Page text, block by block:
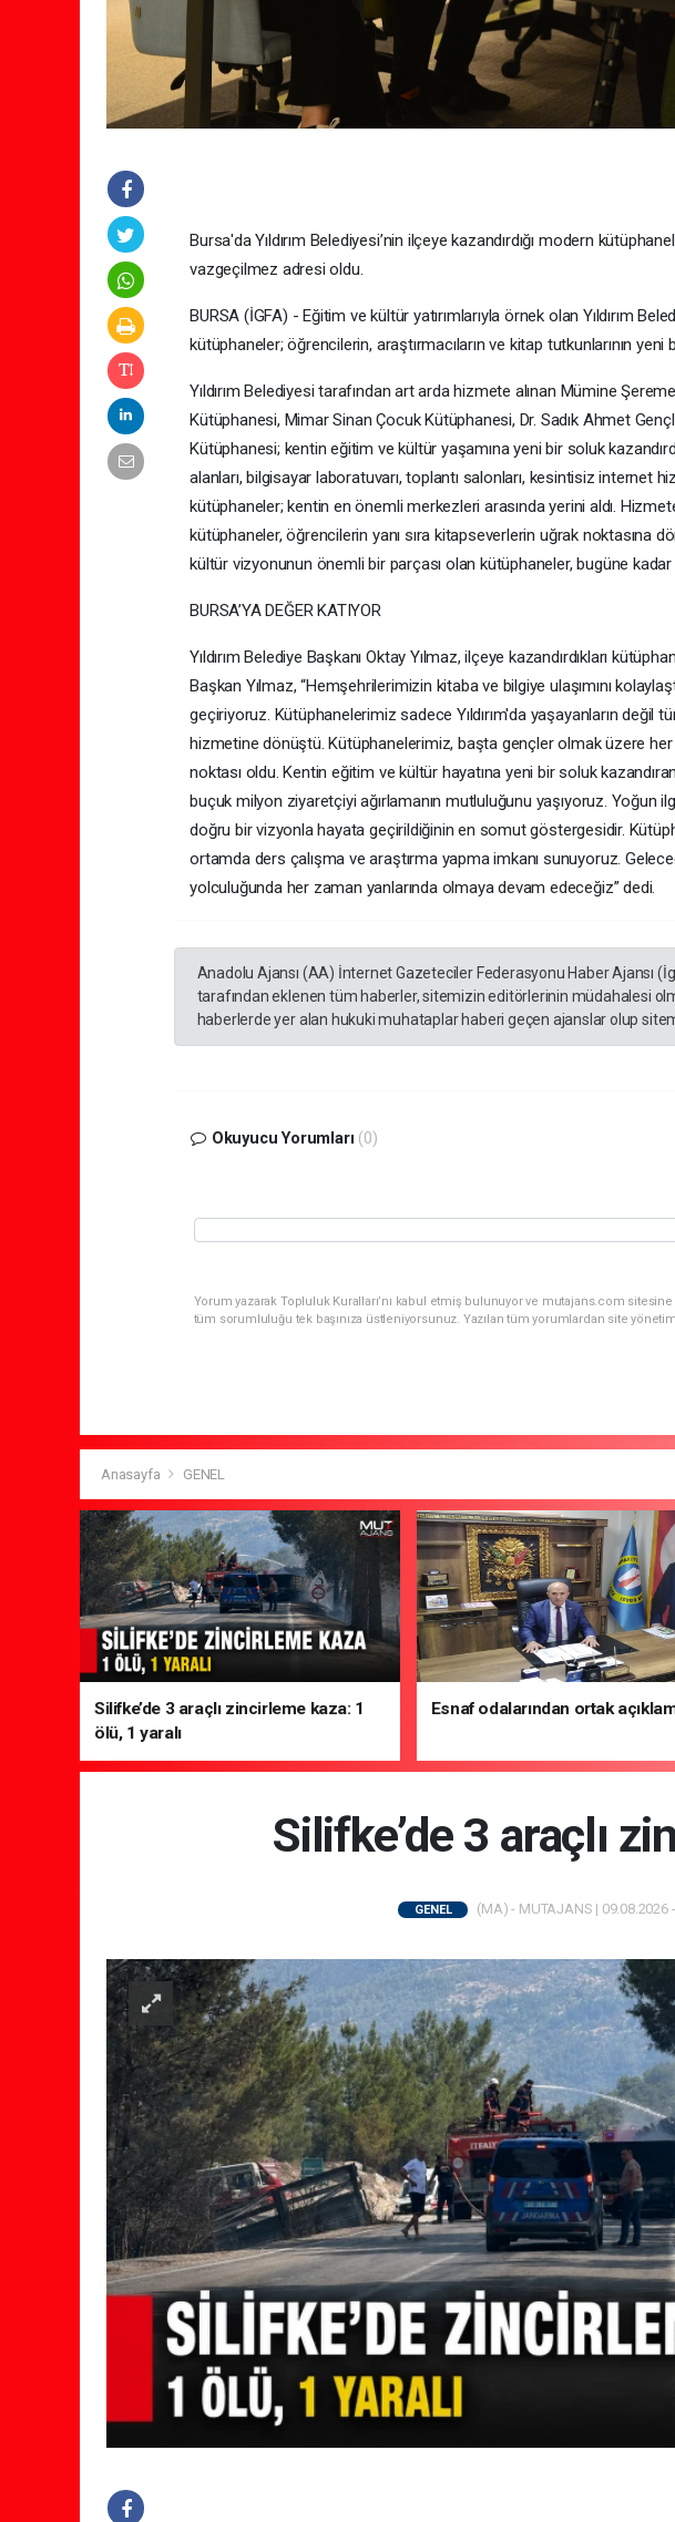
Bursa'da Yıldırım Belediyesi’nin ilçeye kazandırdığı modern
vazgeçilmez adresi oldu.
BURSA (İGFA) - Eğitim ve kültür yatırımlarıyla örnek olan Yıldırım
kütüphaneler; öğrencilerin, araştırmacıların ve kitap tutkunlarının
Yıldırım Belediyesi tarafından art arda hizmete alınan Mümine
Kütüphanesi, Mimar Sinan Çocuk Kütüphanesi, Dr. Sadık Ahmet
Kütüphanesi; kentin eğitim ve kültür yaşamına yeni bir soluk
alanları, bilgisayar laboratuvarı, toplantı salonları, kesintisiz internet
kütüphaneler; kentin en önemli merkezleri arasında yerini aldı.
kütüphaneler, öğrencilerin yanı sıra kitapseverlerin uğrak noktasına
kültür vizyonunun önemli bir parçası olan kütüphaneler, bugüne kadar
BURSA’YA DEĞER KATIYOR
Yıldırım Belediye Başkanı Oktay Yılmaz, ilçeye kazandırdıkları
Başkan Yılmaz, “Hemşehrilerimizin kitaba ve bilgiye ulaşımını
geçiriyoruz. Kütüphanelerimiz sadece Yıldırım'da yaşayanların değil
hizmetine dönüştü. Kütüphanelerimiz, başta gençler olmak üzere
noktası oldu. Kentin eğitim ve kültür hayatına yeni bir soluk
buçuk milyon ziyaretçiyi ağırlamanın mutluluğunu yaşıyoruz. Yoğun
doğru bir vizyonla hayata geçirildiğinin en somut göstergesidir.
ortamda ders çalışma ve araştırma yapma imkanı sunuyoruz.
yolculuğunda her zaman yanlarında olmaya devam edeceğiz” dedi.
Anadolu Ajansı (AA) İnternet Gazeteciler Federasyonu Haber Ajansı
tarafından eklenen tüm haberler, sitemizin editörlerinin müdahalesi
haberlerde yer alan hukuki muhataplar haberi geçen ajanslar olup
Okuyucu Yorumları (0)
Yorum yazarak Topluluk Kuralları’nı kabul etmiş bulunuyor ve mutajans.com sitesine
tüm sorumluluğu tek başınıza üstleniyorsunuz. Yazılan tüm yorumlardan site
Anasayfa GENEL
Silifke’de 3 araçlı zincirleme kaza: 1
ölü, 1 yaralı
Esnaf odalarından ortak
Silifke’de 3 araçlı
GENEL (MA) - MUTAJANS | 09.08.2026